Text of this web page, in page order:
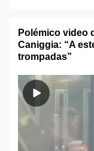
Polémico video
Caniggia: “A
trompadas”